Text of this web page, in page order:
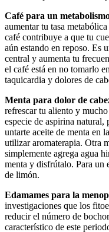
Café para un
aumentar tu tasa
café contribuye a que tu
aún estando en reposo. Es
central y aumenta tu
el café está en no tomarlo
taquicardia y dolores de
Menta para dolor de
refrescar tu aliento y
especie de aspirina natural,
untarte aceite de menta en
utilizar aromaterapia. Otra
simplemente agrega agua
menta y disfrútalo. Para un
de limón.
Edamames para la
investigaciones que los
reducir el número de
característico de este